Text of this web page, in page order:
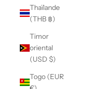
Thaïlande
(THB ฿)
Timor
oriental
(USD $)
Togo (EUR